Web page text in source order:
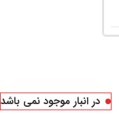
در انبار موجود نمی باشد